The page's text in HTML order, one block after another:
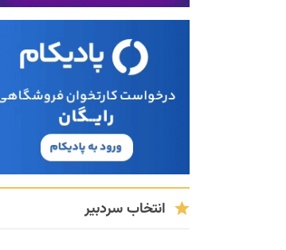
انتخاب سردبیر